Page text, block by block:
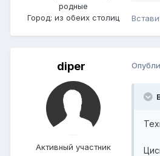
родные
Город: из обеих столиц
diper
Активный участник